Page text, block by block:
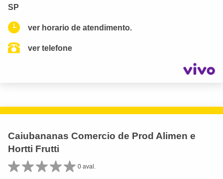
SP
ver horario de atendimento.
ver telefone
Caiubananas Comercio de Prod Alimen e
Hortti Frutti
0 aval.